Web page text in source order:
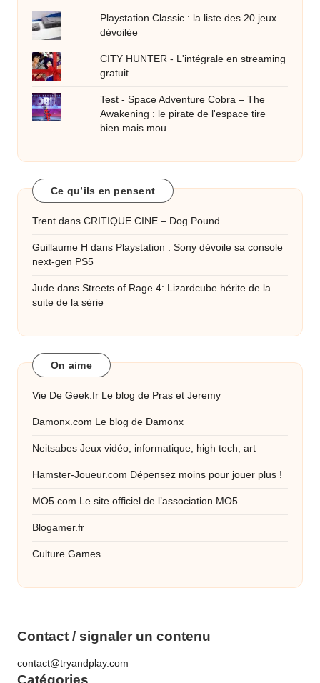
Playstation Classic : la liste des 20 jeux
dévoilée
CITY HUNTER - L'intégrale en streaming
gratuit
Test - Space Adventure Cobra – The
Awakening : le pirate de l'espace tire
bien mais mou
Ce qu’ils en pensent
Trent dans CRITIQUE CINE – Dog Pound
Guillaume H dans Playstation : Sony dévoile sa console
next-gen PS5
Jude dans Streets of Rage 4: Lizardcube hérite de la
suite de la série
On aime
Vie De Geek.fr Le blog de Pras et Jeremy
Damonx.com Le blog de Damonx
Neitsabes Jeux vidéo, informatique, high tech, art
Hamster-Joueur.com Dépensez moins pour jouer plus !
MO5.com Le site officiel de l’association MO5
Blogamer.fr
Culture Games
Contact / signaler un contenu
contact@tryandplay.com
Catégories